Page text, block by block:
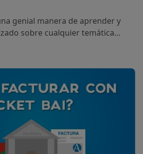
genial manera de aprender y
sobre cualquier temática
tareas.